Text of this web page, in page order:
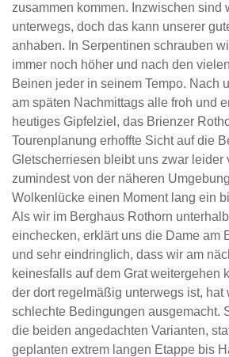
zusammen kommen. Inzwischen sind
unterwegs, doch das kann unserer
anhaben. In Serpentinen schrauben
immer noch höher und nach den
Beinen jeder in seinem Tempo. Nach
am späten Nachmittags alle froh und
heutiges Gipfelziel, das Brienzer
Tourenplanung erhoffte Sicht auf die
Gletscherriesen bleibt uns zwar leider
zumindest von der näheren
Wolkenlücke einen Moment lang ein
Als wir im Berghaus Rothorn
einchecken, erklärt uns die Dame am
und sehr eindringlich, dass wir am
keinesfalls auf dem Grat weitergehen
der dort regelmäßig unterwegs ist, hat
schlechte Bedingungen ausgemacht.
die beiden angedachten Varianten,
geplanten extrem langen Etappe bis